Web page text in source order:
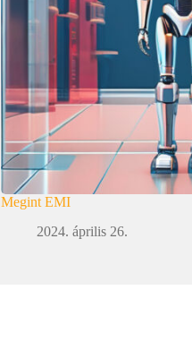
Megint EMI
2024. április 26.